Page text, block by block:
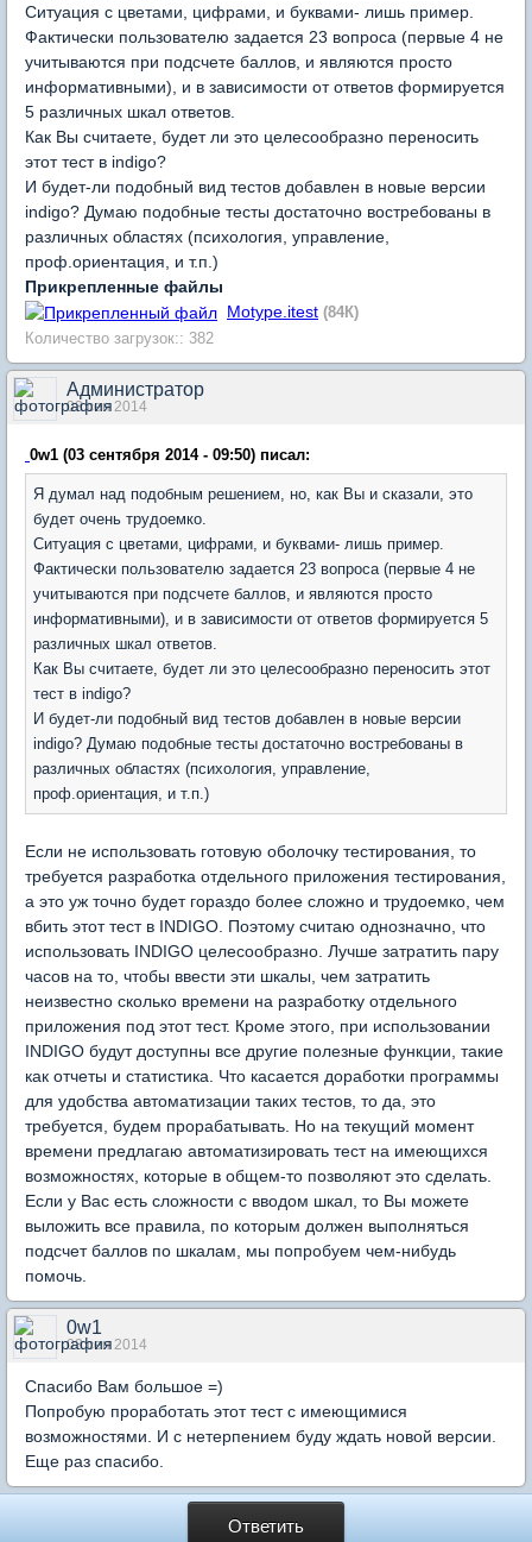
Ситуация с цветами, цифрами, и буквами- лишь пример.
Фактически пользователю задается 23 вопроса (первые 4 не
учитываются при подсчете баллов, и являются просто
информативными), и в зависимости от ответов формируется
5 различных шкал ответов.
Как Вы считаете, будет ли это целесообразно переносить
этот тест в indigo?
И будет-ли подобный вид тестов добавлен в новые версии
indigo? Думаю подобные тесты достаточно востребованы в
различных областях (психология, управление,
проф.ориентация, и т.п.)
Прикрепленные файлы
Motype.itest (84К)
Количество загрузок:: 382
Администратор
03 сен 2014
0w1 (03 сентября 2014 - 09:50) писал:
Я думал над подобным решением, но, как Вы и сказали, это
будет очень трудоемко.
Ситуация с цветами, цифрами, и буквами- лишь пример.
Фактически пользователю задается 23 вопроса (первые 4 не
учитываются при подсчете баллов, и являются просто
информативными), и в зависимости от ответов формируется 5
различных шкал ответов.
Как Вы считаете, будет ли это целесообразно переносить этот
тест в indigo?
И будет-ли подобный вид тестов добавлен в новые версии
indigo? Думаю подобные тесты достаточно востребованы в
различных областях (психология, управление,
проф.ориентация, и т.п.)
Если не использовать готовую оболочку тестирования, то
требуется разработка отдельного приложения тестирования,
а это уж точно будет гораздо более сложно и трудоемко, чем
вбить этот тест в INDIGO. Поэтому считаю однозначно, что
использовать INDIGO целесообразно. Лучше затратить пару
часов на то, чтобы ввести эти шкалы, чем затратить
неизвестно сколько времени на разработку отдельного
приложения под этот тест. Кроме этого, при использовании
INDIGO будут доступны все другие полезные функции, такие
как отчеты и статистика. Что касается доработки программы
для удобства автоматизации таких тестов, то да, это
требуется, будем прорабатывать. Но на текущий момент
времени предлагаю автоматизировать тест на имеющихся
возможностях, которые в общем-то позволяют это сделать.
Если у Вас есть сложности с вводом шкал, то Вы можете
выложить все правила, по которым должен выполняться
подсчет баллов по шкалам, мы попробуем чем-нибудь
помочь.
0w1
03 сен 2014
Спасибо Вам большое =)
Попробую проработать этот тест с имеющимися
возможностями. И с нетерпением буду ждать новой версии.
Еще раз спасибо.
Ответить